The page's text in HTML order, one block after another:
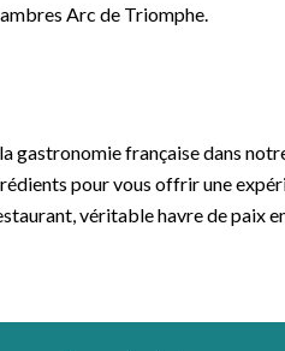
Arc de Triomphe.
gastronomie française dans
pour vous offrir une
véritable havre de paix